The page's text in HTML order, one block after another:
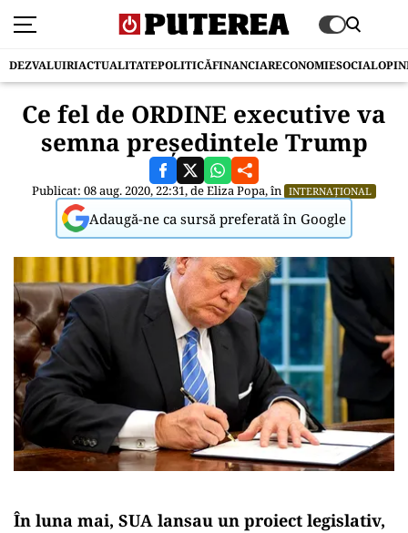
DEZVALUIRIACTUALITATEPOLITICĂFINANCIARECONOMIESOCIAL
Ce fel de ORDINE executive va
semna preşedintele Trump
Publicat: 08 aug. 2020, 22:31, deEliza Popa, în INTERNAȚIONAL
Adaugă-ne ca sursă preferată în Google
În luna mai, SUA lansau un proiect legislativ,